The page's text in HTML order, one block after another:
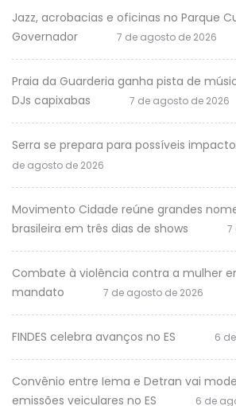
Jazz, acrobacias e oficinas no Parque
Governador
7 de agosto de 2026
Praia da Guarderia ganha pista de
DJs capixabas
7 de agosto de 2026
Serra se prepara para possíveis
de agosto de 2026
Movimento Cidade reúne grandes
brasileira em três dias de shows
7
Combate à violência contra a mulher
mandato
7 de agosto de 2026
FINDES celebra avanços no ES 6
Convênio entre Iema e Detran vai
emissões veiculares no ES
6 de